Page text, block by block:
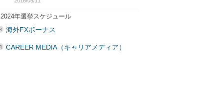
2024年選挙スケジュール
海外FXボーナス
CAREER MEDIA（キャリアメディア）